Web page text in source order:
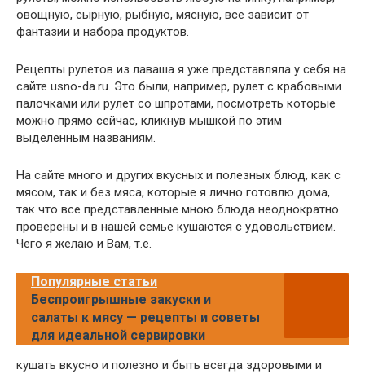
овощную, сырную, рыбную, мясную, все зависит от
фантазии и набора продуктов.
Рецепты рулетов из лаваша я уже представляла у себя на
сайте usno-da.ru. Это были, например, рулет с крабовыми
палочками или рулет со шпротами, посмотреть которые
можно прямо сейчас, кликнув мышкой по этим
выделенным названиям.
На сайте много и других вкусных и полезных блюд, как с
мясом, так и без мяса, которые я лично готовлю дома,
так что все представленные мною блюда неоднократно
проверены и в нашей семье кушаются с удовольствием.
Чего я желаю и Вам, т.е.
Популярные статьи
Беспроигрышные закуски и
салаты к мясу — рецепты и советы
для идеальной сервировки
кушать вкусно и полезно и быть всегда здоровыми и